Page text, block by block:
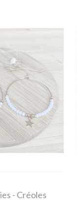
- Créoles